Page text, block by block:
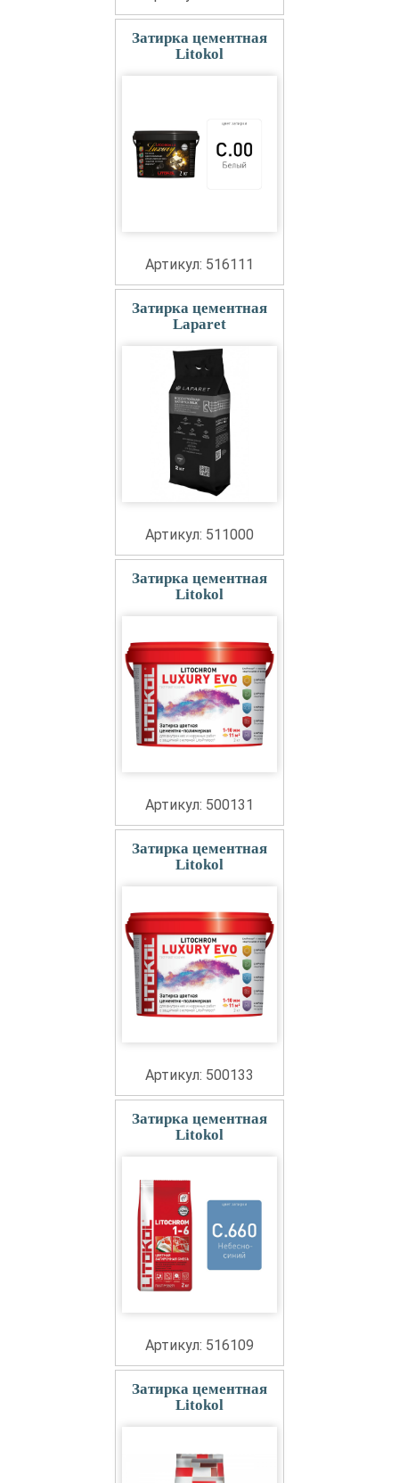
Затирка цементная
Litokol
Артикул: 516111
Затирка цементная
Laparet
Артикул: 511000
Затирка цементная
Litokol
Артикул: 500131
Затирка цементная
Litokol
Артикул: 500133
Затирка цементная
Litokol
Артикул: 516109
Затирка цементная
Litokol